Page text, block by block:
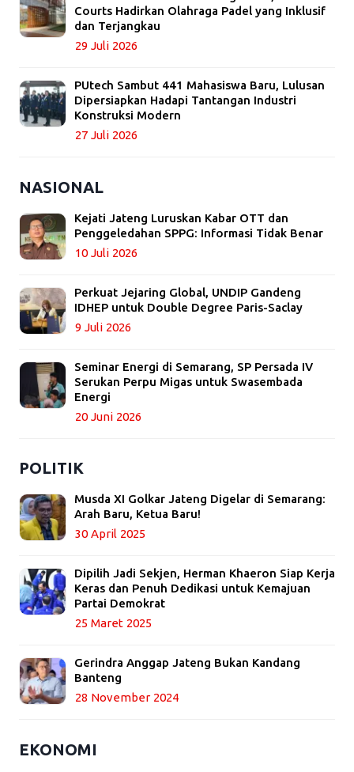
Courts Hadirkan Olahraga Padel yang Inklusif
dan Terjangkau
29 Juli 2026
PUtech Sambut 441 Mahasiswa Baru, Lulusan
Dipersiapkan Hadapi Tantangan Industri
Konstruksi Modern
27 Juli 2026
NASIONAL
Kejati Jateng Luruskan Kabar OTT dan
Penggeledahan SPPG: Informasi Tidak Benar
10 Juli 2026
Perkuat Jejaring Global, UNDIP Gandeng
IDHEP untuk Double Degree Paris-Saclay
9 Juli 2026
Seminar Energi di Semarang, SP Persada IV
Serukan Perpu Migas untuk Swasembada
Energi
20 Juni 2026
POLITIK
Musda XI Golkar Jateng Digelar di Semarang:
Arah Baru, Ketua Baru!
30 April 2025
Dipilih Jadi Sekjen, Herman Khaeron Siap Kerja
Keras dan Penuh Dedikasi untuk Kemajuan
Partai Demokrat
25 Maret 2025
Gerindra Anggap Jateng Bukan Kandang
Banteng
28 November 2024
EKONOMI